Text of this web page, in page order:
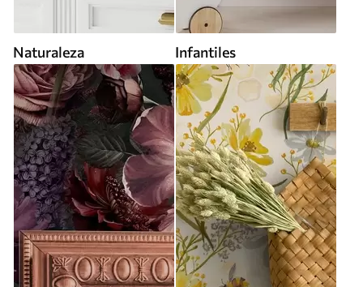
Naturaleza Infantiles